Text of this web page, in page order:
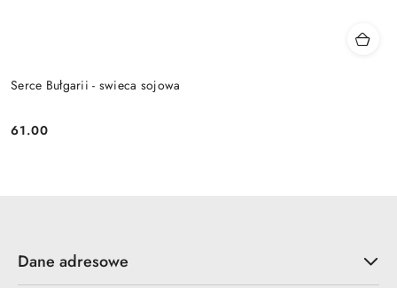
Serce Bułgarii - swieca sojowa
Cena:
61.00
Dane adresowe